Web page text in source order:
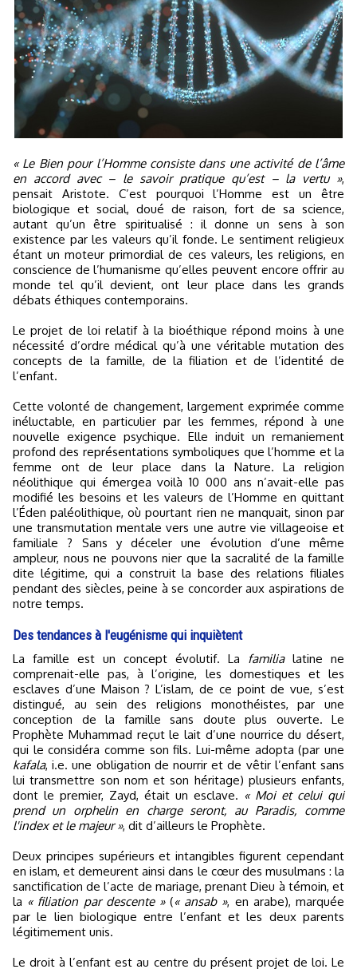
« Le Bien pour l’Homme consiste dans une activité de l’âme
en accord avec – le savoir pratique qu’est – la vertu »,
pensait Aristote. C’est pourquoi l’Homme est un être
biologique et social, doué de raison, fort de sa science,
autant qu’un être spiritualisé : il donne un sens à son
existence par les valeurs qu’il fonde. Le sentiment religieux
étant un moteur primordial de ces valeurs, les religions, en
conscience de l’humanisme qu’elles peuvent encore offrir au
monde tel qu’il devient, ont leur place dans les grands
débats éthiques contemporains.
Le projet de loi relatif à la bioéthique répond moins à une
nécessité d’ordre médical qu’à une véritable mutation des
concepts de la famille, de la filiation et de l’identité de
l’enfant.
Cette volonté de changement, largement exprimée comme
inéluctable, en particulier par les femmes, répond à une
nouvelle exigence psychique. Elle induit un remaniement
profond des représentations symboliques que l’homme et la
femme ont de leur place dans la Nature. La religion
néolithique qui émergea voilà 10 000 ans n’avait-elle pas
modifié les besoins et les valeurs de l’Homme en quittant
l’Éden paléolithique, où pourtant rien ne manquait, sinon par
une transmutation mentale vers une autre vie villageoise et
familiale ? Sans y déceler une évolution d’une même
ampleur, nous ne pouvons nier que la sacralité de la famille
dite légitime, qui a construit la base des relations filiales
pendant des siècles, peine à se concorder aux aspirations de
notre temps.
Des tendances à l'eugénisme qui inquiètent
La famille est un concept évolutif. La familialatine ne
comprenait-elle pas, à l’origine, les domestiques et les
esclaves d’une Maison ? L’islam, de ce point de vue, s’est
distingué, au sein des religions monothéistes, par une
conception de la famille sans doute plus ouverte. Le
Prophète Muhammad reçut le lait d’une nourrice du désert,
qui le considéra comme son fils. Lui-même adopta (par une
kafala, i.e. une obligation de nourrir et de vêtir l’enfant sans
lui transmettre son nom et son héritage) plusieurs enfants,
dont le premier, Zayd, était un esclave. « Moi et celui qui
prend un orphelin en charge seront, au Paradis, comme
l'index et le majeur », dit d’ailleurs le Prophète.
Deux principes supérieurs et intangibles figurent cependant
en islam, et demeurent ainsi dans le cœur des musulmans : la
sanctification de l’acte de mariage, prenant Dieu à témoin, et
la « filiation par descente »(« ansab », en arabe), marquée
par le lien biologique entre l’enfant et les deux parents
légitimement unis.
Le droit à l’enfant est au centre du présent projet de loi. Le